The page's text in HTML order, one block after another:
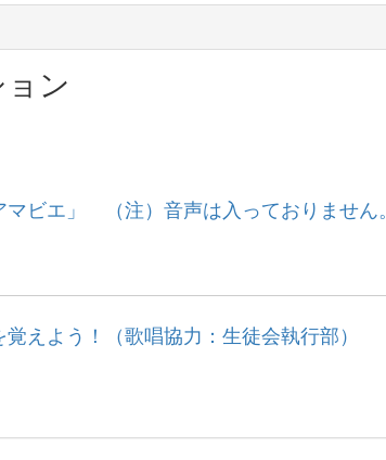
ン
ビエ」 （注）音声は入っておりません。
えよう！（歌唱協力：生徒会執行部）